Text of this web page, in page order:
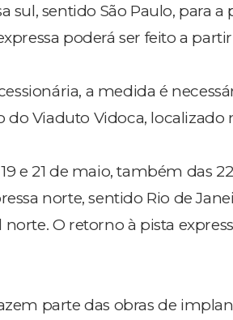
sul, sentido São Paulo, para
poderá ser feito a partir
a medida é
Viaduto Vidoca, localizado
e 21 de maio, também das
norte, sentido Rio de
O retorno à pista
parte das obras de